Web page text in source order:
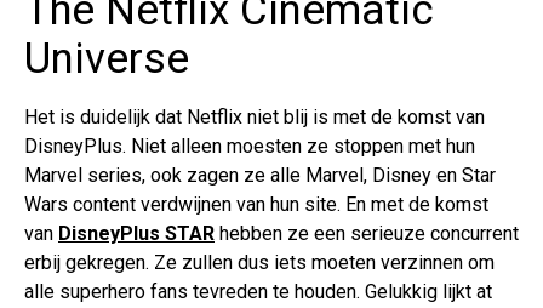
The Netflix Cinematic
Universe
Het is duidelijk dat Netflix niet blij is met de komst van
DisneyPlus. Niet alleen moesten ze stoppen met hun
Marvel series, ook zagen ze alle Marvel, Disney en Star
Wars content verdwijnen van hun site. En met de komst
van DisneyPlus STAR hebben ze een serieuze concurrent
erbij gekregen. Ze zullen dus iets moeten verzinnen om
alle superhero fans tevreden te houden. Gelukkig lijkt at